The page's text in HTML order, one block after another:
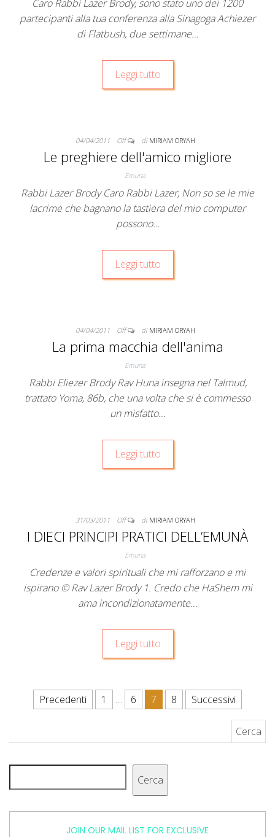
Caro Rabbi Lazer Brody, sono stato uno dei 1200
partecipanti alla tua conferenza alla Sinagoga Achiezer
di Flatbush, due settimane…
Leggi tutto
04/04/2011 Off di MIRIAM ORYAH
Le preghiere dell'amico migliore
Emuna
Rabbi Lazer Brody Caro Rabbi Lazer, Non so se le mie
lacrime che bagnano la tastiera del mio computer
possono…
Leggi tutto
04/04/2011 Off di MIRIAM ORYAH
La prima macchia dell'anima
Emuna
Rabbi Eliezer Brody Rav Huna insegna nel Talmud,
trattato Yoma, 86b, che una volta che si è commesso
un misfatto…
Leggi tutto
31/03/2011 Off di MIRIAM ORYAH
I DIECI PRINCIPI PRATICI DELL’EMUNÀ
Emuna
Credenze e valori spirituali che mi rafforzano e mi
ispirano © Rav Lazer Brody 1. Credo che HaShem mi
ama incondizionatamente…
Leggi tutto
Paginazione degli articoli
Precedenti 1 … 6 7 8
Successivi
Cerca
JOIN OUR MAIL LIST FOR EXCLUSIVE